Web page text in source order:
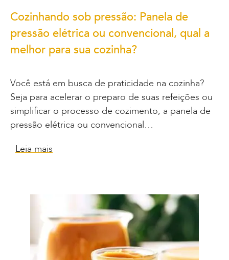
Cozinhando sob pressão: Panela de
pressão elétrica ou convencional, qual a
melhor para sua cozinha?
Você está em busca de praticidade na cozinha?
Seja para acelerar o preparo de suas refeições ou
simplificar o processo de cozimento, a panela de
pressão elétrica ou convencional…
Leia mais